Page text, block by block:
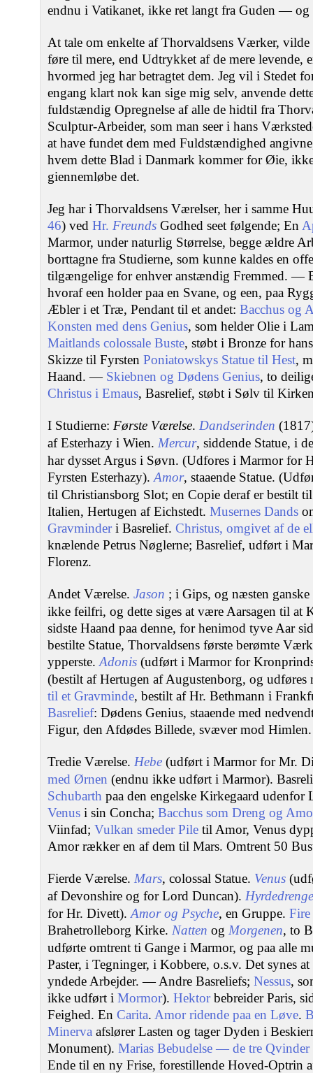
endnu i Vatikanet, ikke ret langt fra Guden —
At tale om enkelte af Thorvaldsens Værker,
føre til mere, end Udtrykket af de mere levende,
hvormed jeg har betragtet dem. Jeg vil i Stedet
engang klart nok kan sige mig selv, anvende
fuldstændig Opregnelse af alle de hidtil fra
Sculptur-Arbeider, som man seer i hans
at have fundet dem med Fuldstændighed
hvem dette Blad i Danmark kommer for Øie,
giennemløbe det.
Jeg har i Thorvaldsens Værelser, her i samme
46) ved Hr. Freunds Godhed seet følgende; En
Marmor, under naturlig Størrelse, begge ældre
borttagne fra Studierne, som kunne kaldes en
tilgængelige for enhver anstændig Fremmed. —
hvoraf een holder paa en Svane, og een, paa
Æbler i et Træ, Pendant til et andet: Bacchus og
Konsten med dens Genius, som helder Olie i
Maitlands colossale Buste, støbt i Bronze for
Skizze til Fyrsten Poniatowskys Statue til Hest,
Haand. — Skiebnen og Dødens Genius, to
Christus i Emaus, Basrelief, støbt i Sølv til
I Studierne: Første Værelse. Dandserinden
af Esterhazy i Wien. Mercur, siddende Statue, i
har dysset Argus i Søvn. (Udfores i Marmor for
Fyrsten Esterhazy). Amor, staaende Statue.
til Christiansborg Slot; en Copie deraf er bestilt
Italien, Hertugen af Eichstedt. Musernes Dands
Gravminderi Basrelief. Christus, omgivet af de
knælende Petrus Nøglerne; Basrelief, udført i
Florenz.
Andet Værelse. Jason ; i Gips, og næsten
ikke feilfri, og dette siges at være Aarsagen til at
sidste Haand paa denne, for henimod tyve Aar
bestilte Statue, Thorvaldsens første berømte
ypperste. Adonis (udført i Marmor for
(bestilt af Hertugen af Augustenborg, og
til et Gravminde, bestilt af Hr. Bethmann i
Basrelief: Dødens Genius, staaende med
Figur, den Afdødes Billede, svæver mod Himlen.
Tredie Værelse. Hebe (udført i Marmor for Mr.
med Ørnen (endnu ikke udført i Marmor).
Schubarth paa den engelske Kirkegaard udenfor
Venus i sin Concha; Bacchus som Dreng og
Viinfad; Vulkan smeder Pile til Amor, Venus
Amor rækker en af dem til Mars. Omtrent 50
Fierde Værelse. Mars, colossal Statue. Venus
af Devonshire og for Lord Duncan).
for Hr. Divett). Amor og Psyche, en Gruppe. Fire
Brahetrolleborg Kirke. Natten og Morgenen, to
udførte omtrent ti Gange i Marmor, og paa alle
Paster, i Tegninger, i Kobbere, o.s.v. Det synes
yndede Arbejder. — Andre Basreliefs; Nessus,
ikke udført i Mormor). Hektorbebreider Paris,
Feighed. En Carita. Amor ridende paa en Løve.
Minerva afslører Lasten og tager Dyden i
Monument). Marias Bebudelse — de tre Qvinder
Ende til en ny Frise, forestillende Hoved-Optrin